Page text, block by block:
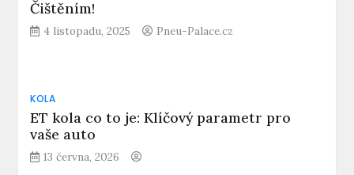
Čištěním!
4 listopadu, 2025 Pneu-Palace.cz
KOLA
ET kola co to je: Klíčový parametr pro
vaše auto
13 června, 2026